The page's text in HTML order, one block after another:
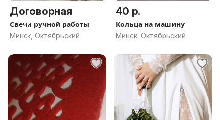
Договорная
Свечи ручной работы
Минск, Октябрьский
40 р.
Кольца на машину
Минск, Октябрьский